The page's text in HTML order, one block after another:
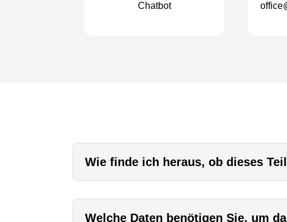
Chatbot
Wie finde ich heraus, ob dieses
Welche Daten benötigen Sie, um